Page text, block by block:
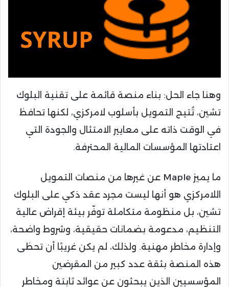
وهنا جاء الحل: بناء منصة قائمة على تقنية البلوك
تشين، تُتيح التمويل بأسلوب لامركزي، لكنها تحافظ
في الوقت ذاته على معايير الامتثال والجودة التي
اعتادتها المؤسسات المالية المحترفة.
ما يميز Maple عن غيرها من منصات التمويل
اللامركزي هو أنها ليست مجرد عقد ذكي على البلوك
تشين، بل منظومة متكاملة توفّر بيئة إقراض عالية
التنظيم، مدعومة بضمانات حقيقية، وشروط واضحة،
وإدارة مخاطر مهنية. ولذلك، لم يكن غريبًا أن تحظى
هذه المنصة بثقة عدد كبير من المقرضين
المؤسسيين الذين يبحثون عن عوائد ثابتة ومخاطر